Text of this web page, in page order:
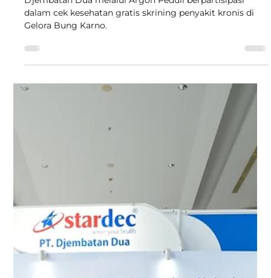
23 Jul
2 menit membaca
Argon Peduli Dukung Skrining
Kesehatan di GBK, Ungkap 52
Persen Peserta Berisiko PTM
Djembatan Dua melalui Argon Peduli berpartisipasi
dalam cek kesehatan gratis skrining penyakit kronis di